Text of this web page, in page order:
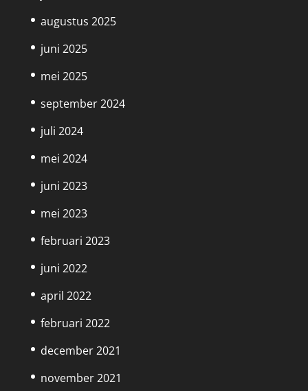
augustus 2025
juni 2025
mei 2025
september 2024
juli 2024
mei 2024
juni 2023
mei 2023
februari 2023
juni 2022
april 2022
februari 2022
december 2021
november 2021